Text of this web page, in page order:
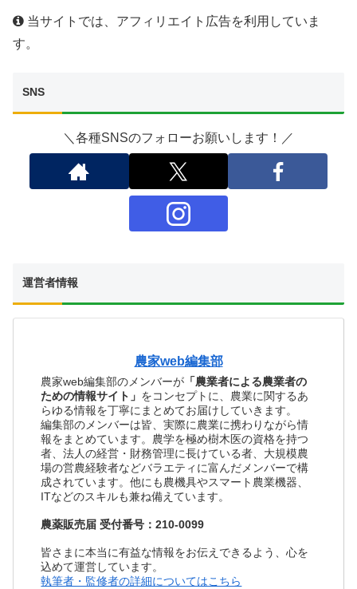
当サイトでは、アフィリエイト広告を利用していま
す。
SNS
＼各種SNSのフォローお願いします！／
運営者情報
農家web編集部
農家web編集部のメンバーが 「農業者による農業者の
ための情報サイト」 をコンセプトに、農業に関するあ
らゆる情報を丁寧にまとめてお届けしていきます。
編集部のメンバーは皆、実際に農業に携わりながら情
報をまとめています。農学を極め樹木医の資格を持つ
者、法人の経営・財務管理に長けている者、大規模農
場の営農経験者などバラエティに富んだメンバーで構
成されています。他にも農機具やスマート農業機器、
ITなどのスキルも兼ね備えています。
農薬販売届 受付番号：210-0099
皆さまに本当に有益な情報をお伝えできるよう、心を
込めて運営しています。
執筆者・監修者の詳細についてはこちら